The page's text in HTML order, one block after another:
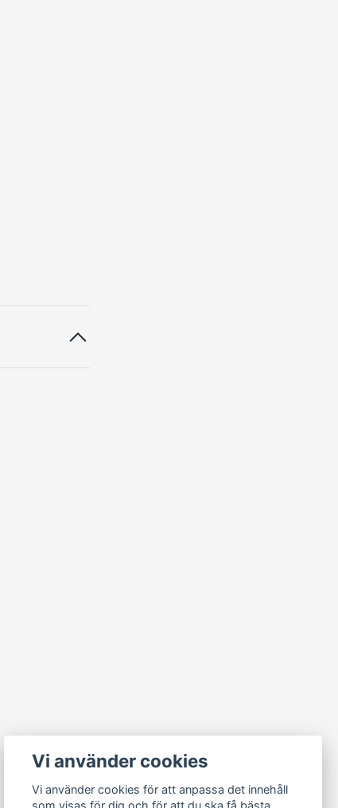
Vi använder cookies
Vi använder cookies för att anpassa det innehåll